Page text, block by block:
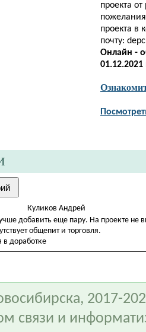
проекта
проекта в
почту:
Онлайн -
01.12.2021
Куликов Андрей
добавить еще пару. На проекте не
общепит и торговля.
в доработке
2017-
связи и